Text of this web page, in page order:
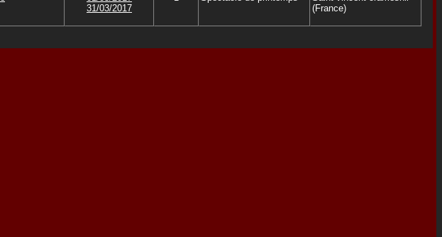
31/03/2017
(France)